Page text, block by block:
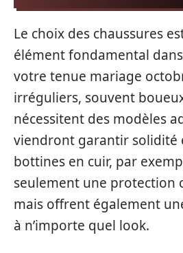
Le choix des chaussures
élément fondamental
votre tenue mariage
irréguliers, souvent
nécessitent des modèles
viendront garantir solidité
bottines en cuir, par
seulement une protection
mais offrent également
à n’importe quel look.